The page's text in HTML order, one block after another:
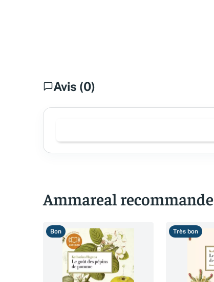
Avis (0)
Ammareal recommande
Bon Très bon